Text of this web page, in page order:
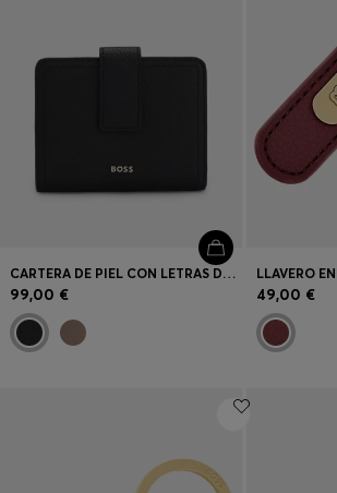
CARTERA DE PIEL CON LETRAS DE LOGO
99,00 € 49,00 €